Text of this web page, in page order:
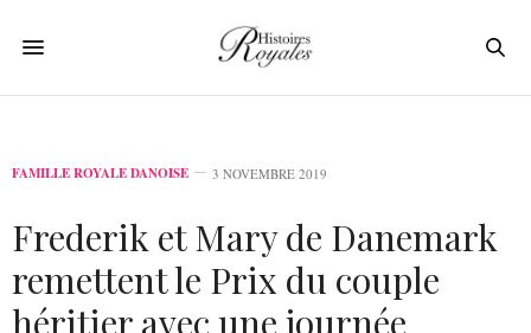
FAMILLE ROYALE DANOISE 3 NOVEMBRE 2019
Frederik et Mary de Danemark
remettent le Prix du couple
héritier avec une journée